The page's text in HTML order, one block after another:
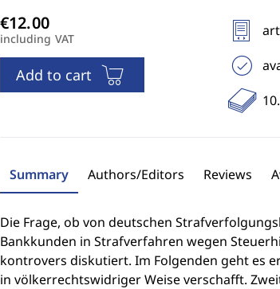
including VAT
Add to cart
Summary Authors/Editors Reviews
Die Frage, ob von deutschen
Bankkunden in Strafverfahren wegen
kontrovers diskutiert. Im Folgenden geht es
in völkerrechtswidriger Weise verschafft.